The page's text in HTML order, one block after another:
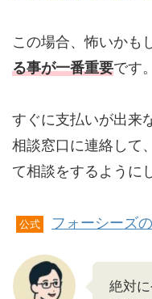
この場合、怖いかも
る事が一番重要です。
すぐに支払いが出来
相談窓口に連絡して
て相談をするように
公式 フォーシーズ
絶対